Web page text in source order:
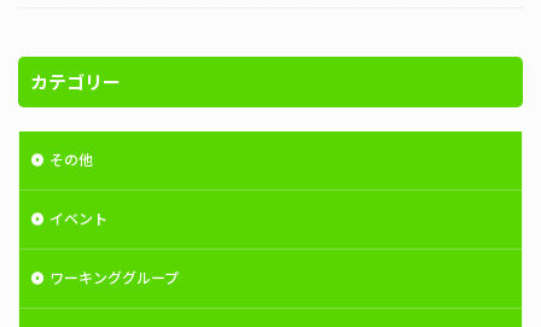
カテゴリー
その他
イベント
ワーキンググループ